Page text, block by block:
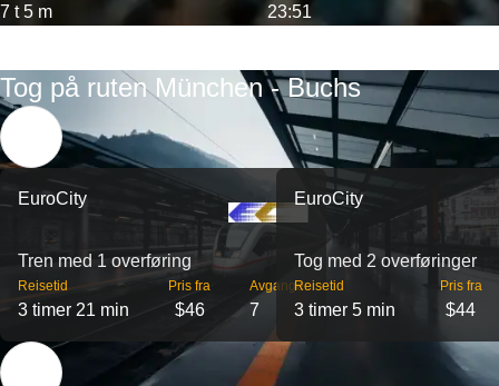
7 t 5 m 23:51
Tog på ruten München - Buchs
EuroCity
Tren med 1 overføring
Reisetid
3 timer 21 min
Pris fra
$46
Avganger
7
EuroCity
Tog med 2 overføringer
Reisetid
3 timer 5 min
Pris fra
$44